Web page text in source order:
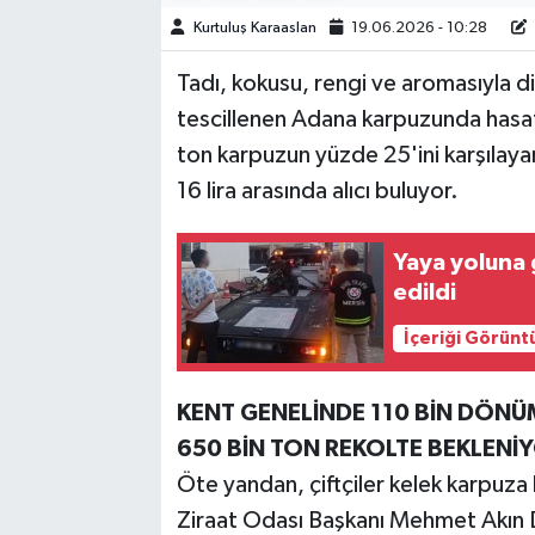
Kurtuluş Karaaslan 19.06.2026 - 10:28
Tadı, kokusu, rengi ve aromasıyla
tescillenen Adana karpuzunda
ton karpuzun yüzde 25'ini
16 lira arasında alıcı buluyor.
Yaya
edildi
İçeriği
KENT GENELİNDE 110 BİN
650 BİN TON REKOLTE
Öte yandan, çiftçiler kelek karpuza
Ziraat Odası Başkanı Mehmet Akın
TEKNOLOJİ
KÜLTÜR SANAT